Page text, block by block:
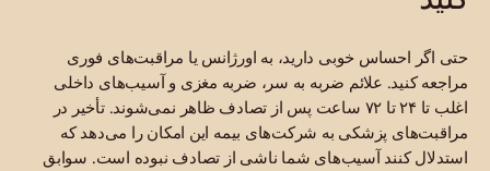
حتی اگر احساس خوبی دارید، به اورژانس یا مراقبت‌های فوری
مراجعه کنید. علائم ضربه به سر، ضربه مغزی و آسیب‌های داخلی
اغلب تا ۲۴ تا ۷۲ ساعت پس از تصادف ظاهر نمی‌شوند. تأخیر در
مراقبت‌های پزشکی به شرکت‌های بیمه این امکان را می‌دهد که
استدلال کنند آسیب‌های شما ناشی از تصادف نبوده است. سوابق